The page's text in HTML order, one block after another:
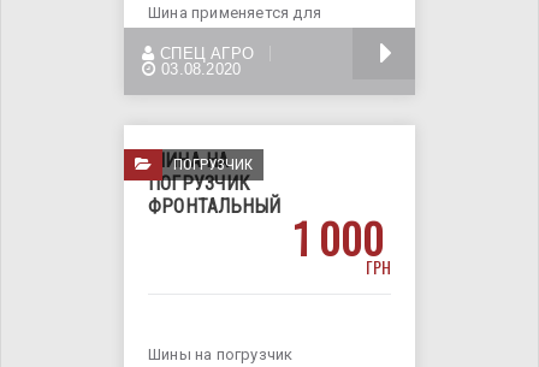
Шина применяется для
Применяется
СПЕЦ АГРО
03.08.2020
ПОГРУЗЧИК
ШИНА НА
ПОГРУЗЧИК
ФРОНТАЛЬНЫЙ
1 000
ГРН
Шины на погрузчик